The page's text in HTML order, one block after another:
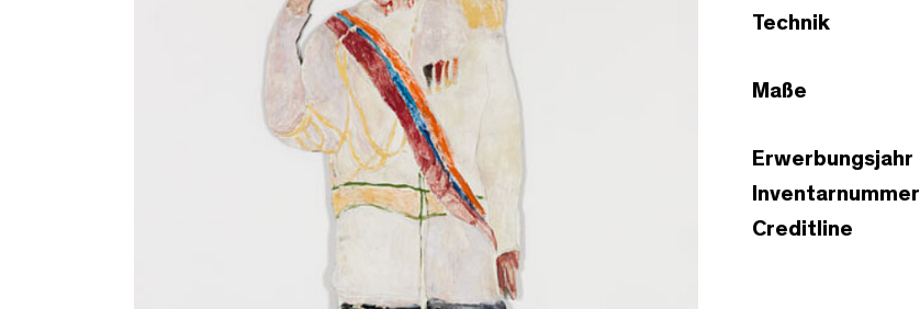
Technik
Maße
Erwerbungsjahr
Inventarnummer
Creditline